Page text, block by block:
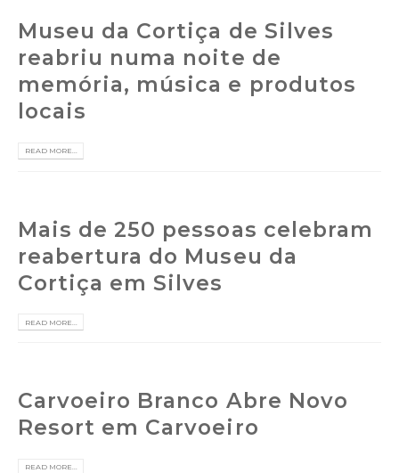
Museu da Cortiça de Silves
reabriu numa noite de
memória, música e produtos
locais
READ MORE...
Mais de 250 pessoas celebram
reabertura do Museu da
Cortiça em Silves
READ MORE...
Carvoeiro Branco Abre Novo
Resort em Carvoeiro
READ MORE...